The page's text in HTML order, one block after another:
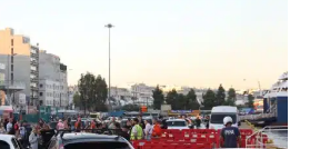
και ψησταριά
08:10
του Miles Morales θα είναι το
γεγονός της Marvel (βίντεο)